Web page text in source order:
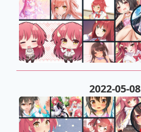
2022-05-08